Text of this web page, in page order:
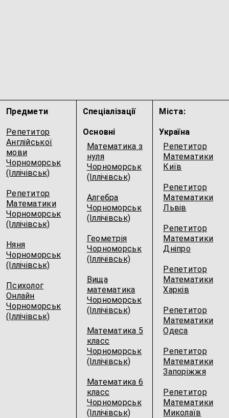
Предмети
Репетитор
Англійської
мови
Чорноморськ
(Іллічівськ)
Репетитор
Математики
Чорноморськ
(Іллічівськ)
Няня
Чорноморськ
(Іллічівськ)
Психолог
Онлайн
Чорноморськ
(Іллічівськ)
Спеціалізації
Основні
Математика з
нуля
Чорноморськ
(Іллічівськ)
Алгебра
Чорноморськ
(Іллічівськ)
Геометрія
Чорноморськ
(Іллічівськ)
Вища
математика
Чорноморськ
(Іллічівськ)
Математика 5
класс
Чорноморськ
(Іллічівськ)
Математика 6
класс
Чорноморськ
(Іллічівськ)
Міста:
Україна
Репетитор
Математики
Київ
Репетитор
Математики
Львів
Репетитор
Математики
Дніпро
Репетитор
Математики
Харків
Репетитор
Математики
Одеса
Репетитор
Математики
Запоріжжя
Репетитор
Математики
Миколаїв